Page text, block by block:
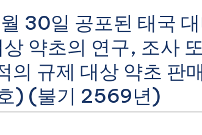
30일 공포된 태국 대
약초의 연구, 조사
의 규제 대상 약초 판
) (불기 2569년)